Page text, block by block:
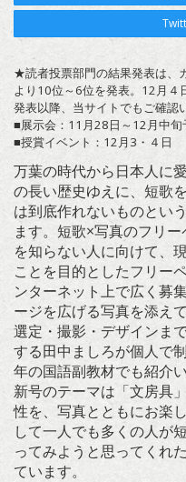
★読者投票部門の結果発表は、
より10位～6位を発表。12月４
発表以降、当サイトでもご確認
■展示会：11月28日～12月中旬
■授賞イベント：12月3・４日
万葉の時代から日本人に
の長い歴史ゆえに、短歌
は到底作れないものとい
ます。短歌×写真のフリ
を知らない人に向けて、
ことを目的としたフリー
ンターネット上で広く募
ージを広げる写真を添え
選定・撮影・デザインま
する田中ましろが個人で
年の国語副教材でも紹介
新号のテーマは「文房具
性を、写真とともにお楽
して一人でも多くの人が
ってみようと思ってくれ
ています。